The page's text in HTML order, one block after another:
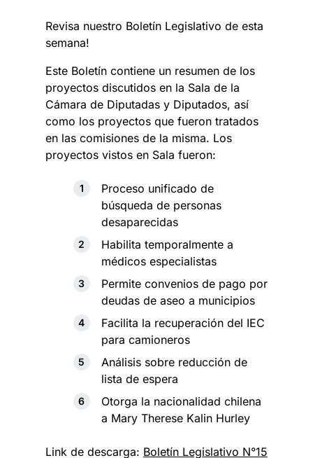
Revisa nuestro Boletín Legislativo de esta
semana!
Este Boletín contiene un resumen de los
proyectos discutidos en la Sala de la
Cámara de Diputadas y Diputados, así
como los proyectos que fueron tratados
en las comisiones de la misma. Los
proyectos vistos en Sala fueron:
Proceso unificado de
búsqueda de personas
desaparecidas
Habilita temporalmente a
médicos especialistas
Permite convenios de pago por
deudas de aseo a municipios
Facilita la recuperación del IEC
para camioneros
Análisis sobre reducción de
lista de espera
Otorga la nacionalidad chilena
a Mary Therese Kalin Hurley
Link de descarga: Boletín Legislativo N°15